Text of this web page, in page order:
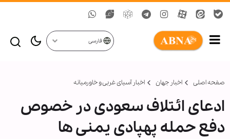
فارسی
صفحه اصلی اخبار جهان اخبار آسیای غربی و خاورمیانه
ادعای ائتلاف سعودی در خصوص
دفع حمله پهپادی یمنی ها